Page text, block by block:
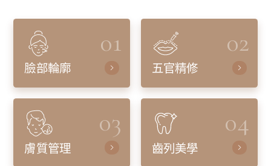
01
臉部輪廓
02
五官精修
03
膚質管理
04
齒列美學